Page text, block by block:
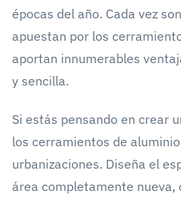
épocas del año. Cada vez
apuestan por los
aportan innumerables
y sencilla.
Si estás pensando en crear
los cerramientos de
urbanizaciones. Diseña el
área completamente nueva,